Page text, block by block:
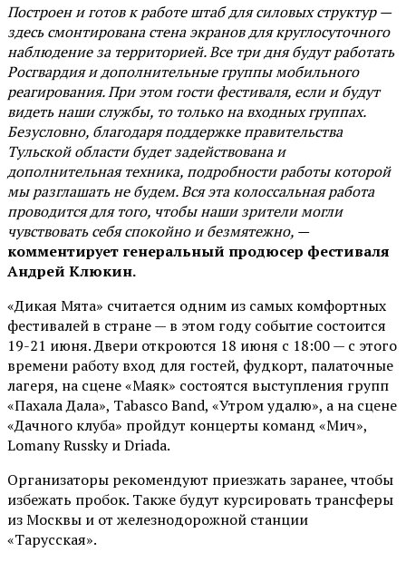
Построен и готов к работе штаб для силовых структур —
здесь смонтирована стена экранов для круглосуточного
наблюдение за территорией. Все три дня будут работать
Росгвардия и дополнительные группы мобильного
реагирования. При этом гости фестиваля, если и будут
видеть наши службы, то только на входных группах.
Безусловно, благодаря поддержке правительства
Тульской области будет задействована и
дополнительная техника, подробности работы которой
мы разглашать не будем. Вся эта колоссальная работа
проводится для того, чтобы наши зрители могли
чувствовать себя спокойно и безмятежно, —
комментирует генеральный продюсер фестиваля
Андрей Клюкин.
«Дикая Мята» считается одним из самых комфортных
фестивалей в стране — в этом году событие состоится
19-21 июня. Двери откроются 18 июня с 18:00 — с этого
времени работу вход для гостей, фудкорт, палаточные
лагеря, на сцене «Маяк» состоятся выступления групп
«Пахала Дала», Tabasco Band, «Утром удалю», а на сцене
«Дачного клуба» пройдут концерты команд «Мич»,
Lomany Russky и Driada.
Организаторы рекомендуют приезжать заранее, чтобы
избежать пробок. Также будут курсировать трансферы
из Москвы и от железнодорожной станции
«Тарусская».